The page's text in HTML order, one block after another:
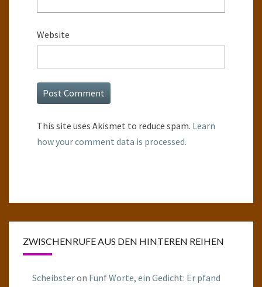
Website
This site uses Akismet to reduce spam. Learn
how your comment data is processed.
ZWISCHENRUFE AUS DEN HINTEREN REIHEN
Scheibsteron Fünf Worte, ein Gedicht: Er pfand